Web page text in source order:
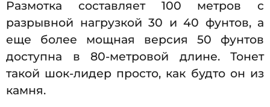
Размотка составляет 100 метров с
разрывной нагрузкой 30 и 40 фунтов, а
еще более мощная версия 50 фунтов
доступна в 80-метровой длине. Тонет
такой шок-лидер просто, как будто он из
камня.